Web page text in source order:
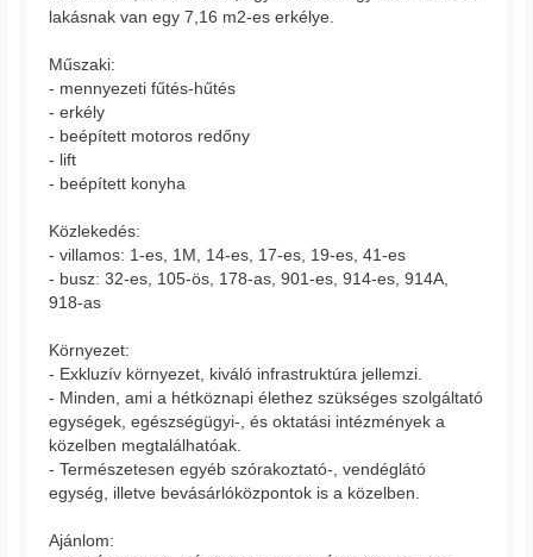
lakásnak van egy 7,16 m2-es erkélye.
Műszaki:
- mennyezeti fűtés-hűtés
- erkély
- beépített motoros redőny
- lift
- beépített konyha
Közlekedés:
- villamos: 1-es, 1M, 14-es, 17-es, 19-es, 41-es
- busz: 32-es, 105-ös, 178-as, 901-es, 914-es, 914A,
918-as
Környezet:
- Exkluzív környezet, kiváló infrastruktúra jellemzi.
- Minden, ami a hétköznapi élethez szükséges szolgáltató
egységek, egészségügyi-, és oktatási intézmények a
közelben megtalálhatóak.
- Természetesen egyéb szórakoztató-, vendéglátó
egység, illetve bevásárlóközpontok is a közelben.
Ajánlom: